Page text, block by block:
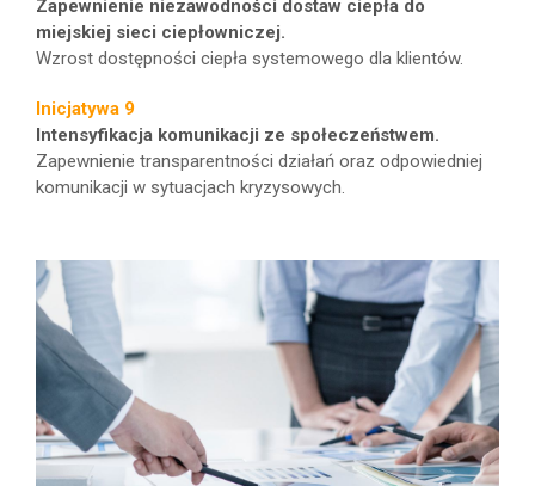
Zapewnienie niezawodności dostaw ciepła do
miejskiej sieci ciepłowniczej.
Wzrost dostępności ciepła systemowego dla klientów.
Inicjatywa 9
Intensyfikacja komunikacji ze społeczeństwem.
Zapewnienie transparentności działań oraz odpowiedniej
komunikacji w sytuacjach kryzysowych.